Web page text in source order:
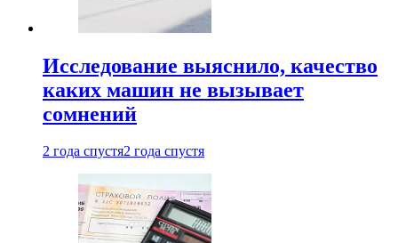
Исследование выяснило, качество
каких машин не вызывает
сомнений
2 года спустя2 года спустя